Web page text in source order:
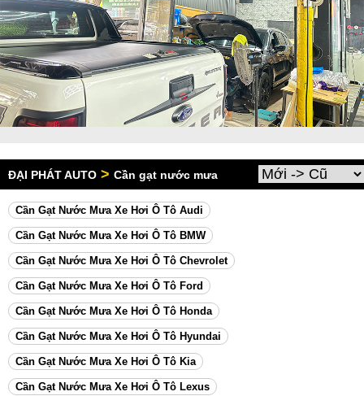
ĐẠI PHÁT AUTO > Cần gạt nước mưa
Cần Gạt Nước Mưa Xe Hơi Ô Tô Audi
Cần Gạt Nước Mưa Xe Hơi Ô Tô BMW
Cần Gạt Nước Mưa Xe Hơi Ô Tô Chevrolet
Cần Gạt Nước Mưa Xe Hơi Ô Tô Ford
Cần Gạt Nước Mưa Xe Hơi Ô Tô Honda
Cần Gạt Nước Mưa Xe Hơi Ô Tô Hyundai
Cần Gạt Nước Mưa Xe Hơi Ô Tô Kia
Cần Gạt Nước Mưa Xe Hơi Ô Tô Lexus